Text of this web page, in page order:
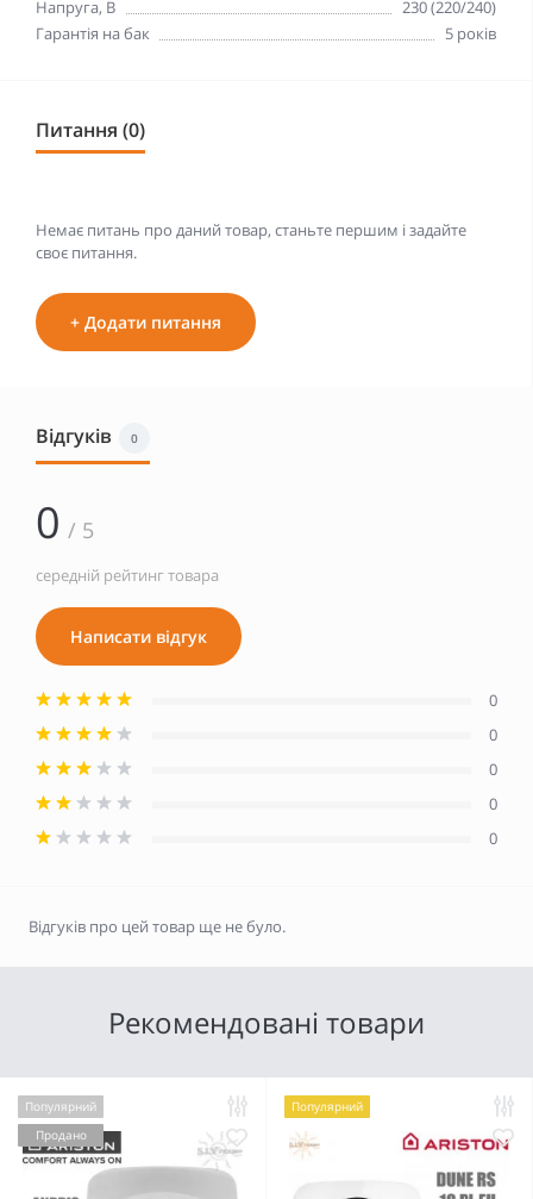
Напруга, В
230 (220/240)
Гарантія на бак
5 років
Питання (0)
Немає питань про даний товар, станьте першим і задайте
своє питання.
+ Додати питання
Відгуків 0
0 / 5
середній рейтинг товара
Написати відгук
0
0
0
0
0
Відгуків про цей товар ще не було.
Рекомендовані товари
Популярний
Продано
Популярний